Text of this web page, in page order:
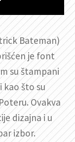
Bateman)
je font
su štampani
kao što su
Ovakva
dizajna i u
izbor.